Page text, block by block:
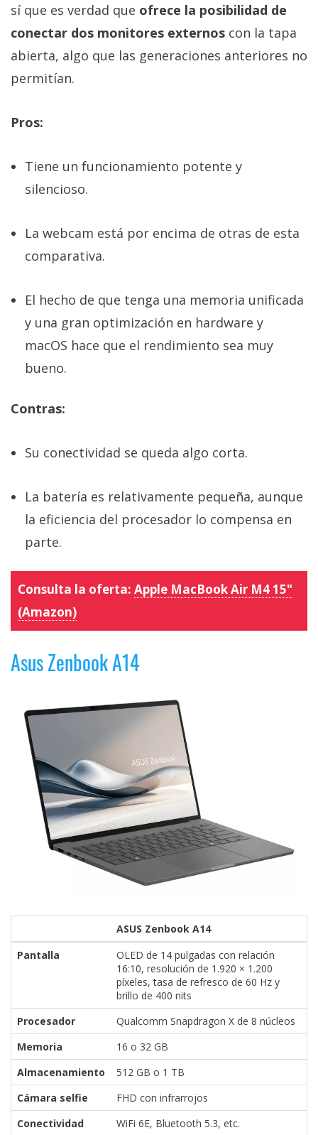
sí que es verdad que ofrece la posibilidad de
conectar dos monitores externos con la tapa
abierta, algo que las generaciones anteriores no
permitían.
Pros:
Tiene un funcionamiento potente y
silencioso.
La webcam está por encima de otras de esta
comparativa.
El hecho de que tenga una memoria unificada
y una gran optimización en hardware y
macOS hace que el rendimiento sea muy
bueno.
Contras:
Su conectividad se queda algo corta.
La batería es relativamente pequeña, aunque
la eficiencia del procesador lo compensa en
parte.
Consulta la oferta: Apple MacBook Air M4 15"
(Amazon)
Asus Zenbook A14
ASUS Zenbook A14
Pantalla
OLED de 14 pulgadas con relación
16:10, resolución de 1.920 × 1.200
píxeles, tasa de refresco de 60 Hz y
brillo de 400 nits
Procesador
Qualcomm Snapdragon X de 8 núcleos
Memoria
16 o 32 GB
Almacenamiento
512 GB o 1 TB
Cámara selfie
FHD con infrarrojos
Conectividad
WiFi 6E, Bluetooth 5.3, etc.